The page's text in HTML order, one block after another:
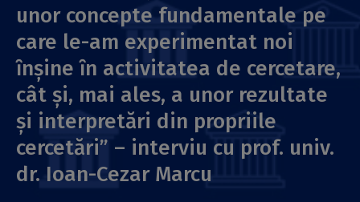
unor concepte fundamentale pe
care le-am experimentat noi
ȋnşine ȋn activitatea de cercetare,
cât şi, mai ales, a unor rezultate
şi interpretări din propriile
cercetări” – interviu cu prof. univ.
dr. Ioan-Cezar Marcu